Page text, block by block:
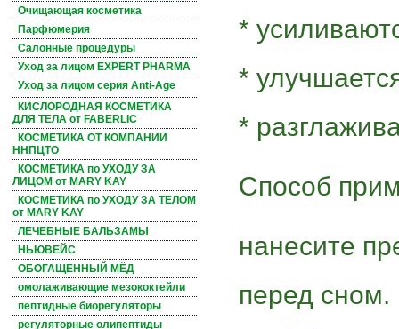
Очищающая косметика
Парфюмерия
Салонные процедуры
Уход за лицом EXPERT PHARMA
Уход за лицом серия Anti-Age
КИСЛОРОДНАЯ КОСМЕТИКА
ДЛЯ ТЕЛА от FABERLIC
КОСМЕТИКА ОТ КОМПАНИИ
ННПЦТО
КОСМЕТИКА по УХОДУ ЗА
ЛИЦОМ от MARY KAY
КОСМЕТИКА по УХОДУ ЗА ТЕЛОМ
от MARY KAY
ЛЕЧЕБНЫЕ БАЛЬЗАМЫ
НЬЮВЕЙС
ОБОГАЩЕННЫЙ МЁД
омолаживающие мезококтейли
пептидные биорегуляторы
регуляторные олипептиды
*
*
*
Способ
нанесите
перед